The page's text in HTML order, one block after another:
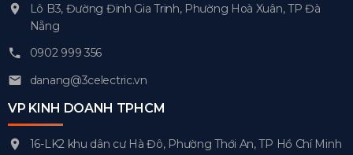
Lô B3, Đường Đinh Gia Trinh, Phường Hoà Xuân, TP Đà
Nẵng
0902 999 356
danang@3celectric.vn
VP KINH DOANH TPHCM
16-LK2 khu dân cư Hà Đô, Phường Thới An, TP Hồ Chí Minh